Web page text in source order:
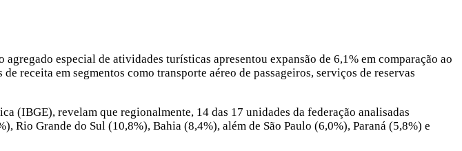
especial de atividades turísticas apresentou expansão de 6,1% em comparação ao
receita em segmentos como transporte aéreo de passageiros, serviços de reservas
(IBGE), revelam que regionalmente, 14 das 17 unidades da federação analisadas
Rio Grande do Sul (10,8%), Bahia (8,4%), além de São Paulo (6,0%), Paraná (5,8%) e